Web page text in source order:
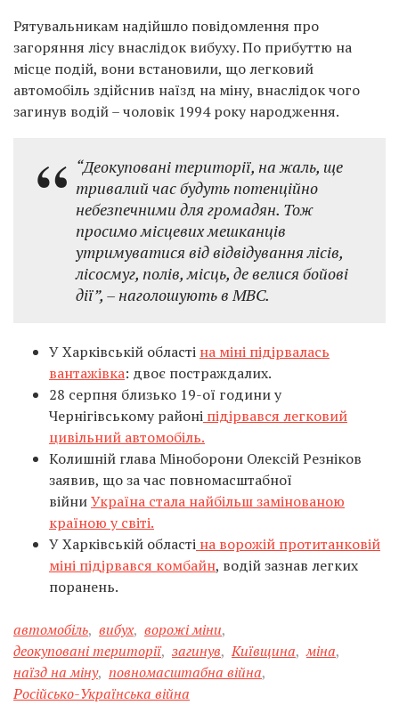
Рятувальникам надійшло повідомлення про
загоряння лісу внаслідок вибуху. По прибуттю на
місце подій, вони встановили, що легковий
автомобіль здійснив наїзд на міну, внаслідок чого
загинув водій – чоловік 1994 року народження.
“Деокуповані території, на жаль, ще
тривалий час будуть потенційно
небезпечними для громадян. Тож
просимо місцевих мешканців
утримуватися від відвідування лісів,
лісосмуг, полів, місць, де велися бойові
дії”, – наголошують в МВС.
У Харківській області на міні підірвалась
вантажівка: двоє постраждалих.
28 серпня близько 19-ої години у
Чернігівському районі підірвався легковий
цивільний автомобіль.
Колишній глава Міноборони Олексій Резніков
заявив, що за час повномасштабної
війниУкраїна стала найбільш замінованою
країною у світі.
У Харківській області на ворожій протитанковій
міні підірвався комбайн, водій зазнав легких
поранень.
автомобіль, вибух, ворожі міни,
деокуповані території, загинув, Київщина, міна,
наїзд на міну, повномасштабна війна,
Російсько-Українська війна